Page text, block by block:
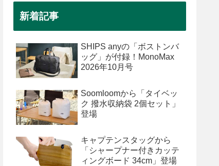
新着記事
SHIPS anyの「ボストンバ
ッグ」が付録！MonoMax
2026年10月号
Soomloomから「タイベッ
ク 撥水収納袋 2個セット」
登場
キャプテンスタッグから
「シャープナー付きカッテ
ィングボード 34cm」登場